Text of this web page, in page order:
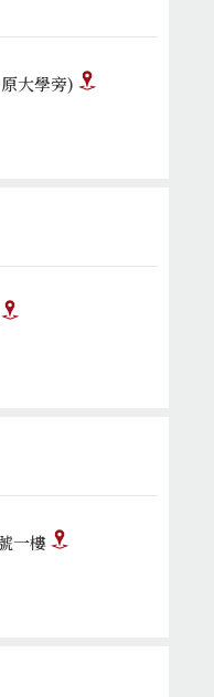
大學旁)
一樓